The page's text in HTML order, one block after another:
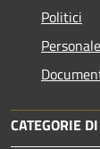
Politici
CATEGORIE